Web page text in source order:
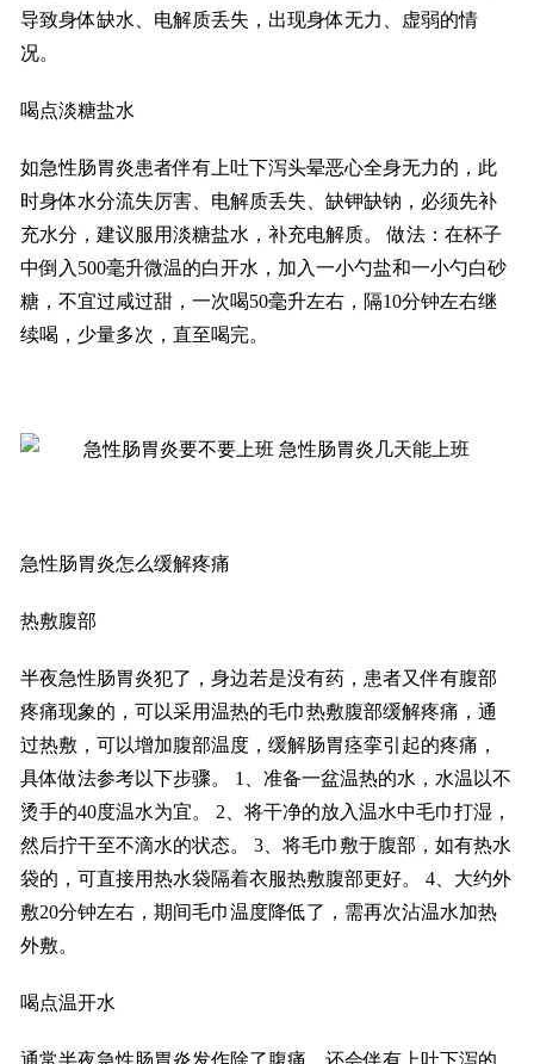
导致身体缺水、电解质丢失，出现身体无力、虚弱的情
况。
喝点淡糖盐水
如急性肠胃炎患者伴有上吐下泻头晕恶心全身无力的，此
时身体水分流失厉害、电解质丢失、缺钾缺钠，必须先补
充水分，建议服用淡糖盐水，补充电解质。 做法：在杯子
中倒入500毫升微温的白开水，加入一小勺盐和一小勺白砂
糖，不宜过咸过甜，一次喝50毫升左右，隔10分钟左右继
续喝，少量多次，直至喝完。
急性肠胃炎怎么缓解疼痛
热敷腹部
半夜急性肠胃炎犯了，身边若是没有药，患者又伴有腹部
疼痛现象的，可以采用温热的毛巾热敷腹部缓解疼痛，通
过热敷，可以增加腹部温度，缓解肠胃痉挛引起的疼痛，
具体做法参考以下步骤。 1、准备一盆温热的水，水温以不
烫手的40度温水为宜。 2、将干净的放入温水中毛巾打湿，
然后拧干至不滴水的状态。 3、将毛巾敷于腹部，如有热水
袋的，可直接用热水袋隔着衣服热敷腹部更好。 4、大约外
敷20分钟左右，期间毛巾温度降低了，需再次沾温水加热
外敷。
喝点温开水
通常半夜急性肠胃炎发作除了腹痛，还会伴有上吐下泻的